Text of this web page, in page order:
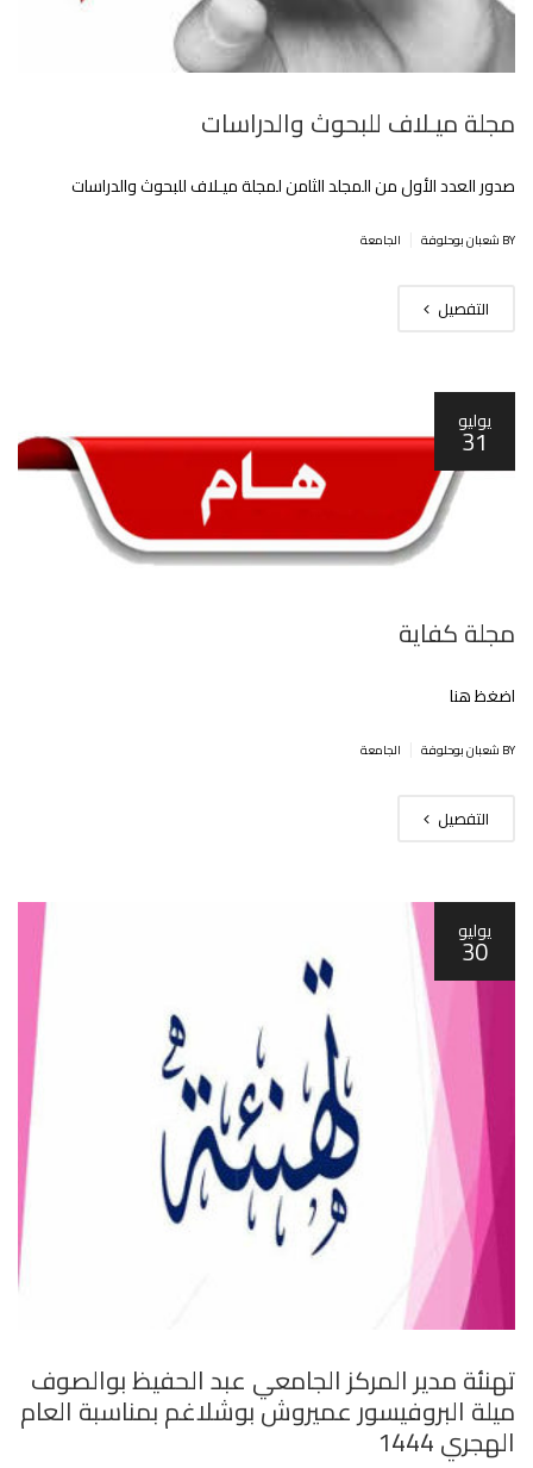
مجلة ميـلاف للبحوث والدراسات
صدور العدد الأول من المجلد الثامن لمجلة ميـلاف للبحوث والدراسات
BY شعبان بوحلوفة الجامعة
التفصيل
يوليو
31
مجلة كفاية
اضغظ هنا
BY شعبان بوحلوفة الجامعة
التفصيل
يوليو
30
تهنئة مدير المركز الجامعي عبد الحفيظ بوالصوف
ميلة البروفيسور عميروش بوشلاغم بمناسبة العام
الهجري 1444